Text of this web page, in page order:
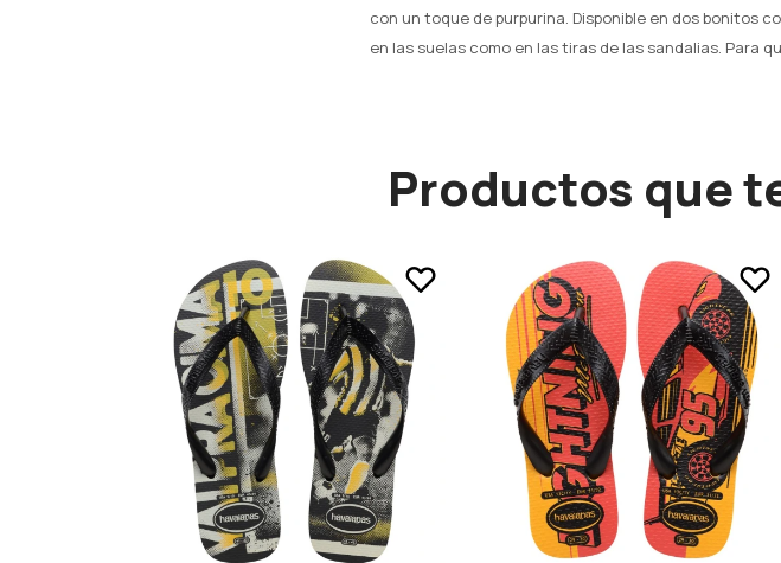
con un toque de purpurina. Disponible en dos bonitos
en las suelas como en las tiras de las sandalias. Para
Productos que